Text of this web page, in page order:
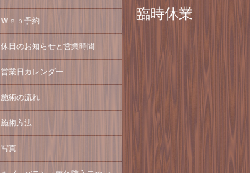
臨時休業
Ｗｅｂ予約
休日のお知らせと営業時間
営業日カレンダー
施術の流れ
施術方法
写真